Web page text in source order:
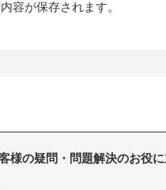
容が保存されます。
様の疑問・問題解決のお役